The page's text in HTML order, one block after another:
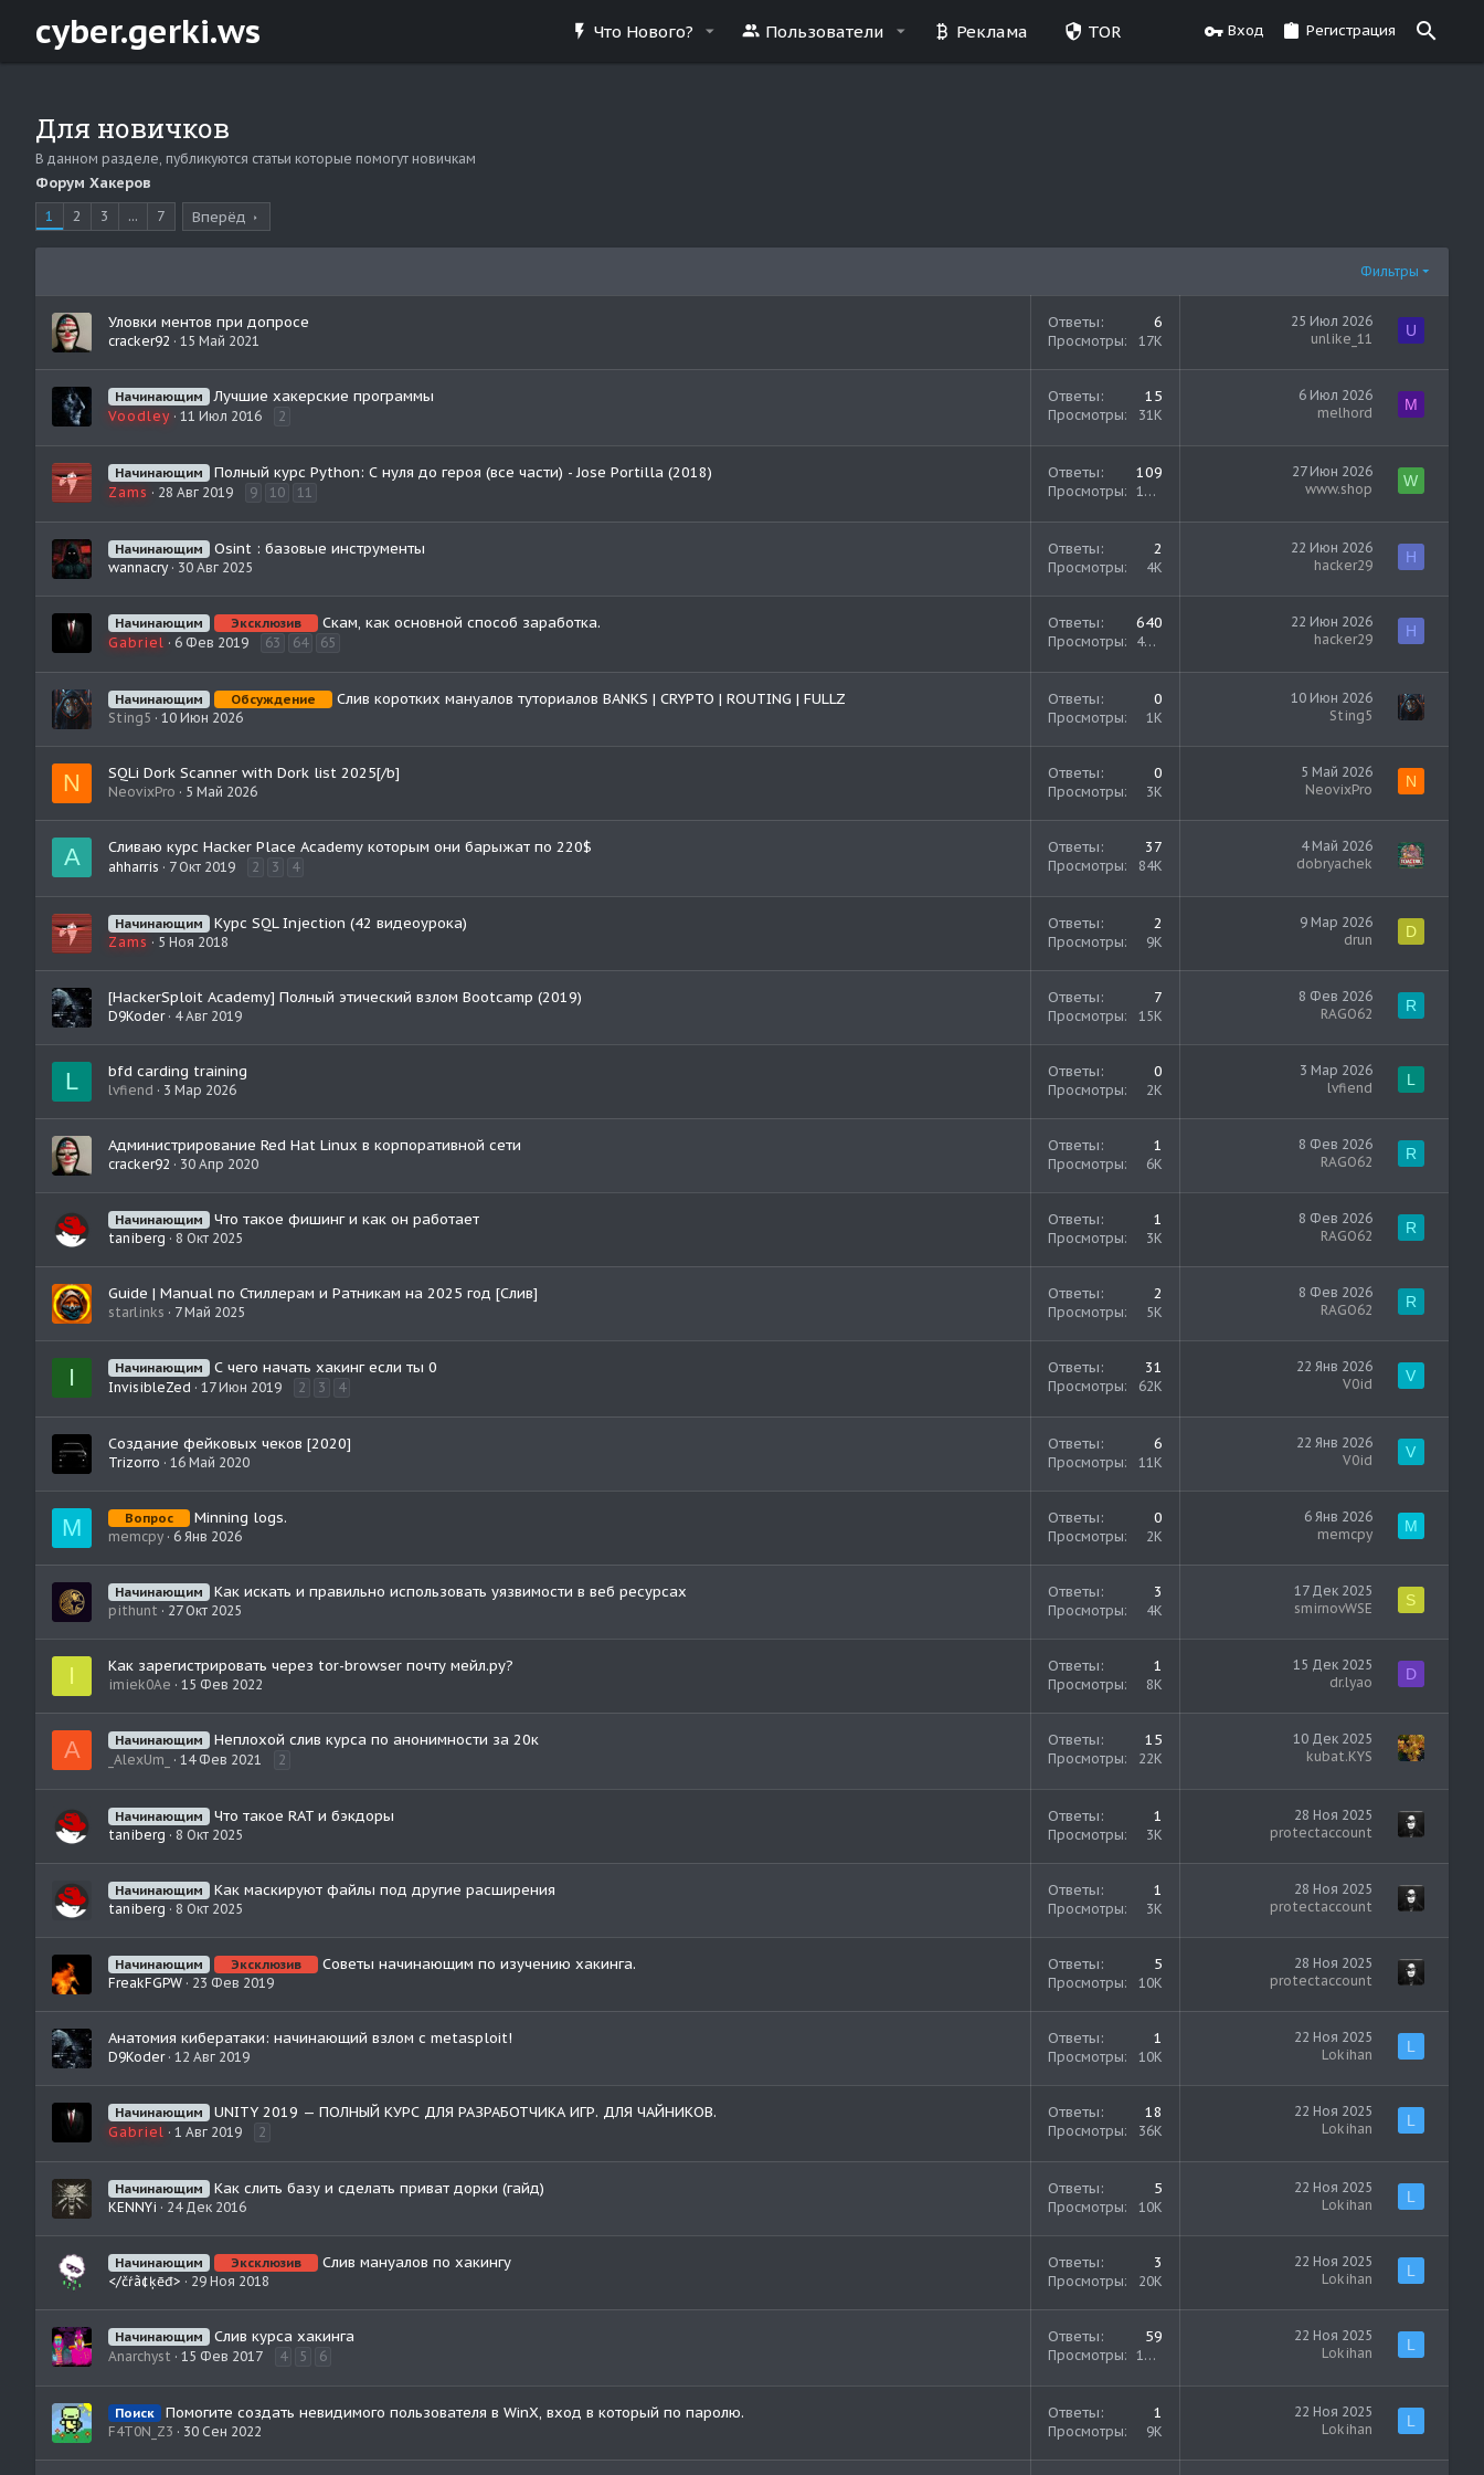
cyber.gerki.ws Что Нового? Пользователи Реклама TOR Вход Регистрация
Для новичков
В данном разделе, публикуются статьи которые помогут новичкам
Форум Хакеров
1
2 3 ... 7 Вперёд
Фильтры
Уловки ментов при допросе
cracker92 15 Май 2021
Ответы 6
Просмотры 17K
25 Июл 2026
unlike_11
U
Начинающим Лучшие хакерские программы
Voodley 11 Июл 2016 2
Ответы 15
Просмотры 31K
6 Июл 2026
melhord
M
Начинающим Полный курс Python: С нуля до героя (все части) - Jose Portilla (2018)
Zams 28 Авг 2019 9 10 11
Ответы 109
Просмотры 122K
27 Июн 2026
www.shop
W
Начинающим Osint : базовые инструменты
wannacry 30 Авг 2025
Ответы 2
Просмотры 4K
22 Июн 2026
hacker29
H
Начинающим Эксклюзив Скам, как основной способ заработка.
Gabriel 6 Фев 2019 63 64 65
Ответы 640
Просмотры 468K
22 Июн 2026
hacker29
H
Начинающим Обсуждение Слив коротких мануалов туториалов BANKS | CRYPTO | ROUTING | FULLZ
Sting5 10 Июн 2026
Ответы 0
Просмотры 1K
10 Июн 2026
Sting5
N SQLi Dork Scanner with Dork list 2025[/b]
NeovixPro 5 Май 2026
Ответы 0
Просмотры 3K
5 Май 2026
NeovixPro
N
A Сливаю курс Hacker Place Academy которым они барыжат по 220$
ahharris 7 Окт 2019 2 3 4
Ответы 37
Просмотры 84K
4 Май 2026
dobryachek
Начинающим Курс SQL Injection (42 видеоурока)
Zams 5 Ноя 2018
Ответы 2
Просмотры 9K
9 Мар 2026
drun
D
[HackerSploit Academy] Полный этический взлом Bootcamp (2019)
D9Koder 4 Авг 2019
Ответы 7
Просмотры 15K
8 Фев 2026
RAGO62
R
L bfd carding training
lvfiend 3 Мар 2026
Ответы 0
Просмотры 2K
3 Мар 2026
lvfiend
L
Администрирование Red Hat Linux в корпоративной сети
cracker92 30 Апр 2020
Ответы 1
Просмотры 6K
8 Фев 2026
RAGO62
R
Начинающим Что такое фишинг и как он работает
taniberg 8 Окт 2025
Ответы 1
Просмотры 3K
8 Фев 2026
RAGO62
R
Guide | Manual по Стиллерам и Ратникам на 2025 год [Слив]
starlinks 7 Май 2025
Ответы 2
Просмотры 5K
8 Фев 2026
RAGO62
R
I Начинающим С чего начать хакинг если ты 0
InvisibleZed 17 Июн 2019 2 3 4
Ответы 31
Просмотры 62K
22 Янв 2026
V0id
V
Создание фейковых чеков [2020]
Trizorro 16 Май 2020
Ответы 6
Просмотры 11K
22 Янв 2026
V0id
V
M Вопрос Minning logs.
memcpy 6 Янв 2026
Ответы 0
Просмотры 2K
6 Янв 2026
memcpy
M
Начинающим Как искать и правильно использовать уязвимости в веб ресурсах
pithunt 27 Окт 2025
Ответы 3
Просмотры 4K
17 Дек 2025
smirnovWSE
S
I Как зарегистрировать через tor-browser почту мейл.ру?
imiek0Ae 15 Фев 2022
Ответы 1
Просмотры 8K
15 Дек 2025
dr.lyao
D
A Начинающим Неплохой слив курса по анонимности за 20к
_AlexUm_ 14 Фев 2021 2
Ответы 15
Просмотры 22K
10 Дек 2025
kubat.KYS
Начинающим Что такое RAT и бэкдоры
taniberg 8 Окт 2025
Ответы 1
Просмотры 3K
28 Ноя 2025
protectaccount
Начинающим Как маскируют файлы под другие расширения
taniberg 8 Окт 2025
Ответы 1
Просмотры 3K
28 Ноя 2025
protectaccount
Начинающим Эксклюзив Советы начинающим по изучению хакинга.
FreakFGPW 23 Фев 2019
Ответы 5
Просмотры 10K
28 Ноя 2025
protectaccount
Анатомия кибератаки: начинающий взлом с metasploit!
D9Koder 12 Авг 2019
Ответы 1
Просмотры 10K
22 Ноя 2025
Lokihan
L
Начинающим UNITY 2019 — ПОЛНЫЙ КУРС ДЛЯ РАЗРАБОТЧИКА ИГР. ДЛЯ ЧАЙНИКОВ.
Gabriel 1 Авг 2019 2
Ответы 18
Просмотры 36K
22 Ноя 2025
Lokihan
L
Начинающим Как слить базу и сделать приват дорки (гайд)
KENNYi 24 Дек 2016
Ответы 5
Просмотры 10K
22 Ноя 2025
Lokihan
L
Начинающим Эксклюзив Слив мануалов по хакингу
</čŕã¢ķēđ> 29 Ноя 2018
Ответы 3
Просмотры 20K
22 Ноя 2025
Lokihan
L
Начинающим Слив курса хакинга
Anarchyst 15 Фев 2017 4 5 6
Ответы 59
Просмотры 110K
22 Ноя 2025
Lokihan
L
Поиск Помогите создать невидимого пользователя в WinX, вход в который по паролю.
F4T0N_Z3 30 Сен 2022
Ответы 1
Просмотры 9K
22 Ноя 2025
Lokihan
L